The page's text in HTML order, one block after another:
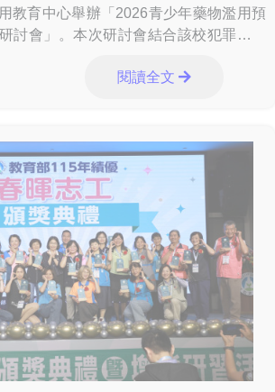
教育中心舉辦「2026青少年藥物濫用預
討會」。本次研討會結合該校犯罪防治
閱讀全文